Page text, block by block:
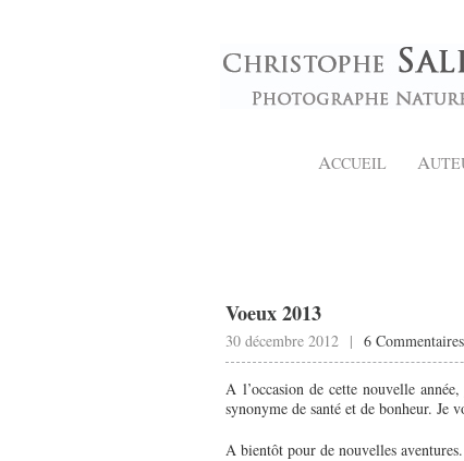
ACCUEIL A
Voeux 2013
30 décembre 2012 | 6 Commentaires
A l’occasion de cette nouvelle
synonyme de santé et de bonheur.
A bientôt pour de nouvelles aventures.